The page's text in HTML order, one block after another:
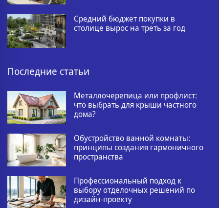
Средний бюджет покупки в
столице вырос на треть за год
Последние статьи
Металлочерепица или профлист:
что выбрать для крыши частного
дома?
Обустройство ванной комнаты:
принципы создания гармоничного
пространства
Профессиональный подход к
выбору отделочных решений по
дизайн-проекту